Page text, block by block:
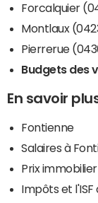
Forcalquier
Montlaux
Pierrerue
Budgets des
En savoir
Fontienne
Salaires à
Prix
Impôts et l'ISF